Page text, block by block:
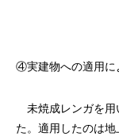
④実建物への適用に
未焼成レンガを用
た。適用したのは